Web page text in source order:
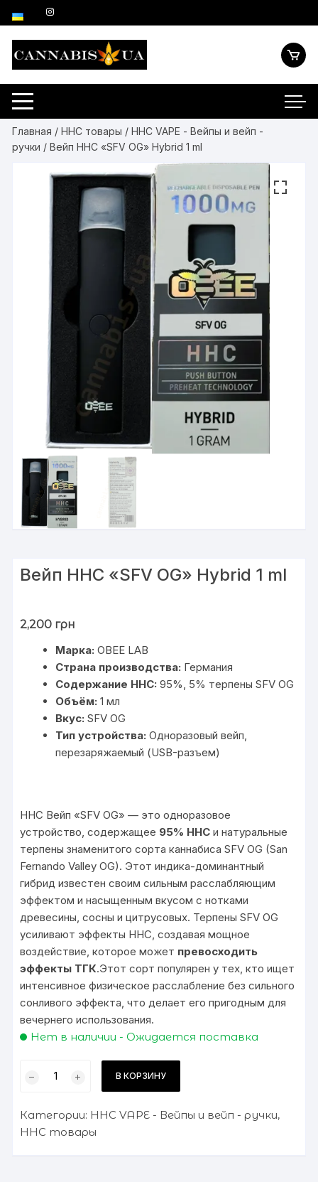
к
содержимому
Главная /HHC товары /HHC VAPE - Вейпы и вейп -
ручки / Вейп HHC «SFV OG» Hybrid 1 ml
Вейп HHC «SFV OG» Hybrid 1 ml
2,200 грн
Марка: OBEE LAB
Страна производства: Германия
Содержание HHC: 95%, 5% терпены SFV OG
Объём: 1 мл
Вкус: SFV OG
Тип устройства: Одноразовый вейп,
перезаряжаемый (USB-разъем)
HHC Вейп «SFV OG» — это одноразовое
устройство, содержащее 95% HHC и натуральные
терпены знаменитого сорта каннабиса SFV OG (San
Fernando Valley OG). Этот индика-доминантный
гибрид известен своим сильным расслабляющим
эффектом и насыщенным вкусом с нотками
древесины, сосны и цитрусовых. Терпены SFV OG
усиливают эффекты HHC, создавая мощное
воздействие, которое может превосходить
эффекты ТГК.Этот сорт популярен у тех, кто ищет
интенсивное физическое расслабление без сильного
сонливого эффекта, что делает его пригодным для
вечернего использования.
Нет в наличии - Ожидается поставка
товара
HHC
"SFV
В КОРЗИНУ
Категории: HHC VAPE - Вейпы и вейп - ручки,
HHC товары